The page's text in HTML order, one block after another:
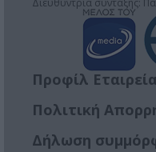
Προφίλ
Πολιτική
Δήλωση